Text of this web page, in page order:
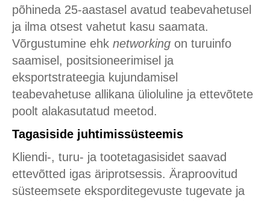
põhineda 25-aastasel avatud teabevahetusel
ja ilma otsest vahetut kasu saamata.
Võrgustumine ehk networking on turuinfo
saamisel, positsioneerimisel ja
eksportstrateegia kujundamisel
teabevahetuse allikana ülioluline ja ettevõtete
poolt alakasutatud meetod.
Tagasiside juhtimissüsteemis
Kliendi-, turu- ja tootetagasisidet saavad
ettevõtted igas äriprotsessis. Äraproovitud
süsteemsete eksporditegevuste tugevate ja